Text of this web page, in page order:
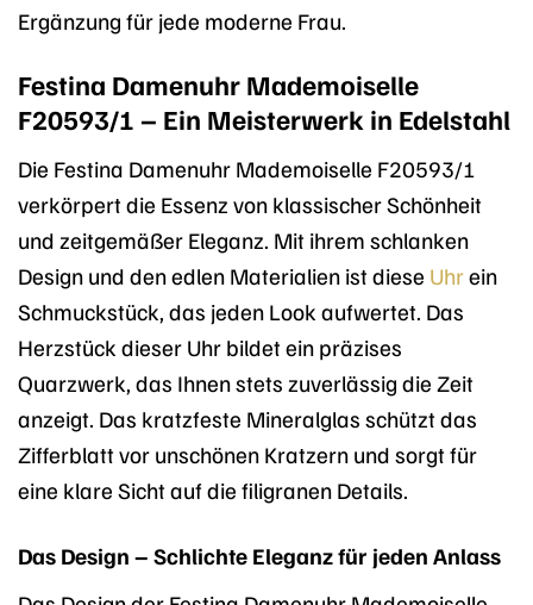
Ergänzung für jede moderne Frau.
Festina Damenuhr Mademoiselle
F20593/1 – Ein Meisterwerk in Edelstahl
Die Festina Damenuhr Mademoiselle F20593/1
verkörpert die Essenz von klassischer Schönheit
und zeitgemäßer Eleganz. Mit ihrem schlanken
Design und den edlen Materialien ist diese Uhrein
Schmuckstück, das jeden Look aufwertet. Das
Herzstück dieser Uhr bildet ein präzises
Quarzwerk, das Ihnen stets zuverlässig die Zeit
anzeigt. Das kratzfeste Mineralglas schützt das
Zifferblatt vor unschönen Kratzern und sorgt für
eine klare Sicht auf die filigranen Details.
Das Design – Schlichte Eleganz für jeden Anlass